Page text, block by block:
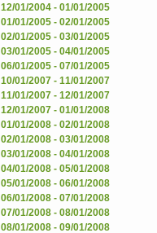
12/01/2004 - 01/01/2005
01/01/2005 - 02/01/2005
02/01/2005 - 03/01/2005
03/01/2005 - 04/01/2005
06/01/2005 - 07/01/2005
10/01/2007 - 11/01/2007
11/01/2007 - 12/01/2007
12/01/2007 - 01/01/2008
01/01/2008 - 02/01/2008
02/01/2008 - 03/01/2008
03/01/2008 - 04/01/2008
04/01/2008 - 05/01/2008
05/01/2008 - 06/01/2008
06/01/2008 - 07/01/2008
07/01/2008 - 08/01/2008
08/01/2008 - 09/01/2008